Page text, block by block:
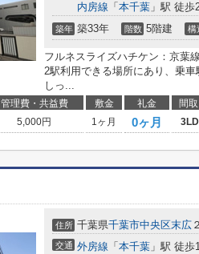
内房線 「 本千葉 」駅 徒歩
築年 築33年 階数 5階建 構
フルネスライズハチケン：京葉
2駅利用できる場所にあり、乗
しっ...
管理費・共益費 敷金 礼金 間取
5,000円 1ヶ月 0ヶ月
住所 千葉県千葉市中央区末広
交通 外房線 「 本千葉 」駅 徒歩